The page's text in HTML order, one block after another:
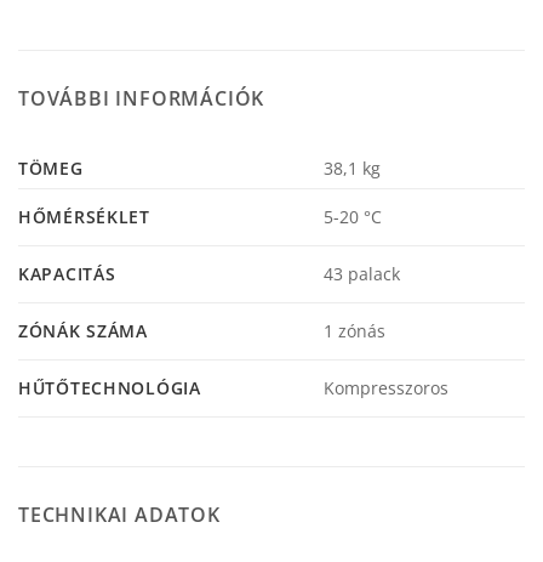
TOVÁBBI INFORMÁCIÓK
TÖMEG 38,1 kg
HŐMÉRSÉKLET 5-20 °C
KAPACITÁS 43 palack
ZÓNÁK SZÁMA 1 zónás
HŰTŐTECHNOLÓGIA Kompresszoros
TECHNIKAI ADATOK